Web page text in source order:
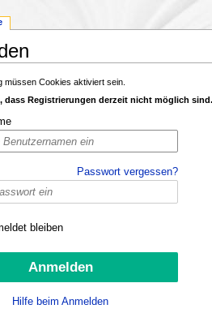
müssen Cookies aktiviert sein.
dass Registrierungen derzeit nicht möglich
Passwort vergessen?
bleiben
Hilfe beim Anmelden